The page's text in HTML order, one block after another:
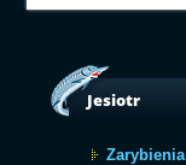
Jesiotr
Zarybienia